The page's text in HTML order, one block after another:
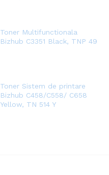
Toner Multifunctionala
Bizhub C3351 Black, TNP 49
Toner Sistem de printare
Bizhub C458/C558/ C658
Yellow, TN 514 Y